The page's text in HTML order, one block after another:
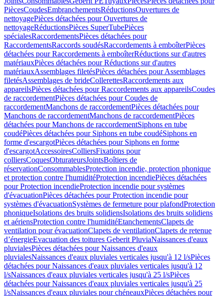
PiècesCoudesEmbranchementsRéductionsOuvertures de
nettoyagePièces détachées pour Ouvertures de
nettoyageRéductionsPièces SuperTubePièces
spécialesRaccordementsPièces détachées pour
RaccordementsRaccords soudésRaccordements à emboîterPièces
détachées pour Raccordements à emboîterRéductions sur d'autres
matériauxPièces détachées pour Réductions sur d'autres
matériauxAssemblages filetésPièces détachées pour Assemblages
filetésAssemblages de brideCollerettesRaccordements aux
appareilsPièces détachées pour Raccordements aux appareilsCoudes
de raccordementPièces détachées pour Coudes de
raccordementManchons de raccordementPièces détachées pour
Manchons de raccordementManchons de raccordementPièces
détachées pour Manchons de raccordementSiphons en tube
coudéPièces détachées pour Siphons en tube coudéSiphons en
forme d'escargotPièces détachées pour Siphons en forme
d'escargotAccessoiresColliersFixations pour
colliersCoquesObturateursJointsBoîtiers de
réservationConsommablesProtection incendie, protection phonique
et protection contre l'humiditéProtection incendiePièces détachées
pour Protection incendieProtection incendie pour systèmes
d'évacuationPièces détachées pour Protection incendie pour
systèmes d'évacuationSystèmes de fermeture pour plafondProtection
phoniqueIsolations des bruits solidiensIsolations des bruits solidiens
et aériensProtection contre l'humiditéEtanchementsClapets de
ventilation pour évacuationClapets de ventilationClapets de retenue
d’énergieEvacuation des toitures Geberit PluviaNaissances d'eaux
pluvialesPièces détachées pour Naissances d'eaux
pluvialesNaissances d'eaux pluviales verticales jusqu'à 12 l/sPièces
détachées pour Naissances d'eaux pluviales verticales jusqu'à 12
l/sNaissances d'eaux pluviales verticales jusqu'à 25 l/sPièces
détachées pour Naissances d'eaux pluviales verticales jusqu'à 25
l/sNaissances d'eaux pluviales pour chéneauxPièces détachées pour